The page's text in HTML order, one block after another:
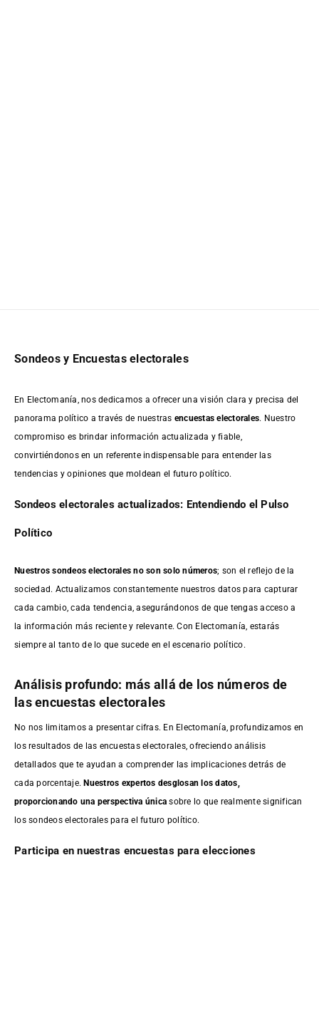
Sondeos y Encuestas electorales
En Electomanía, nos dedicamos a ofrecer una visión clara y precisa del
panorama político a través de nuestras encuestas electorales. Nuestro
compromiso es brindar información actualizada y fiable,
convirtiéndonos en un referente indispensable para entender las
tendencias y opiniones que moldean el futuro político.
Sondeos electorales actualizados: Entendiendo el Pulso
Político
Nuestros sondeos electorales no son solo números; son el reflejo de la
sociedad. Actualizamos constantemente nuestros datos para capturar
cada cambio, cada tendencia, asegurándonos de que tengas acceso a
la información más reciente y relevante. Con Electomanía, estarás
siempre al tanto de lo que sucede en el escenario político.
Análisis profundo: más allá de los números de
las encuestas electorales
No nos limitamos a presentar cifras. En Electomanía, profundizamos en
los resultados de las encuestas electorales, ofreciendo análisis
detallados que te ayudan a comprender las implicaciones detrás de
cada porcentaje.Nuestros expertos desglosan los datos,
proporcionando una perspectiva única sobre lo que realmente significan
los sondeos electorales para el futuro político.
Participa en nuestras encuestas para elecciones